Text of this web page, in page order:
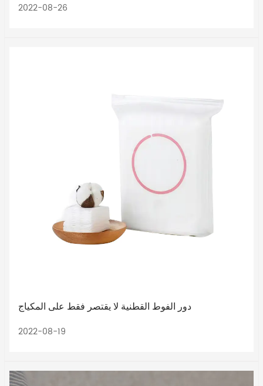
2022-08-26
دور الفوط القطنية لا يقتصر فقط على المكياج
2022-08-19